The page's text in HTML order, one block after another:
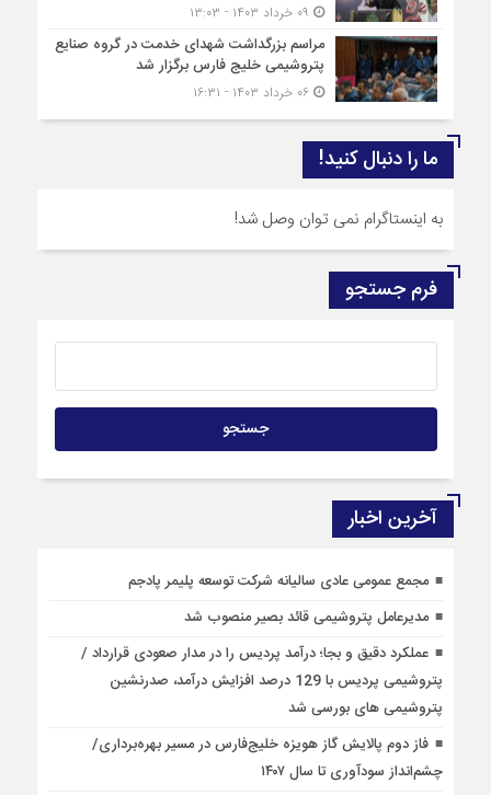
مراسم بزرگداشت شهدای خدمت در گروه صنایع
پتروشیمی خلیج فارس برگزار شد
۰۶ خرداد ۱۴۰۳ - ۱۶:۳۱
ما را دنبال کنید!
به اینستاگرام نمی توان وصل شد!
فرم جستجو
آخرین اخبار
مجمع عمومی عادی سالیانه شرکت توسعه پلیمر پادجم
مدیرعامل پتروشیمی قائد بصیر منصوب شد
عملکرد دقیق و بجا؛ درآمد پردیس را در مدار صعودی قرارداد /
پتروشیمی پردیس با 129 درصد افزایش درآمد، صدرنشین
پتروشیمی های بورسی شد
فاز دوم پالایش گاز هویزه خلیج‌فارس در مسیر بهره‌برداری/
چشم‌انداز سودآوری تا سال ۱۴۰۷